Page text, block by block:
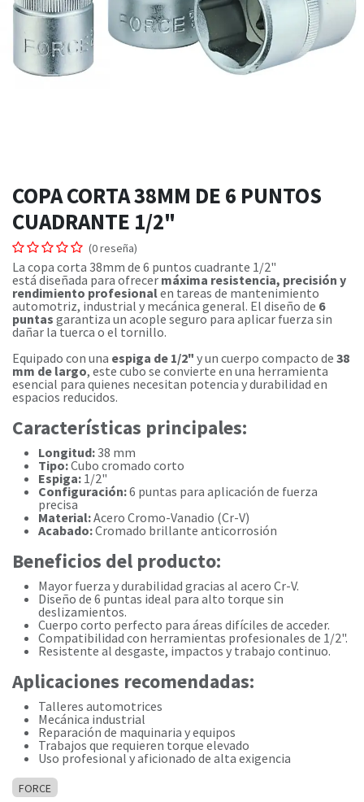
COPA CORTA 38MM DE 6 PUNTOS
CUADRANTE 1/2"
(0 reseña)
La copa corta 38mm de 6 puntos cuadrante 1/2"
está diseñada para ofrecer máxima resistencia, precisión y
rendimiento profesionalen tareas de mantenimiento
automotriz, industrial y mecánica general. El diseño de 6
puntas garantiza un acople seguro para aplicar fuerza sin
dañar la tuerca o el tornillo.
Equipado con una espiga de 1/2" y un cuerpo compacto de 38
mm de largo, este cubo se convierte en una herramienta
esencial para quienes necesitan potencia y durabilidad en
espacios reducidos.
Características principales:
Longitud:38 mm
Tipo:Cubo cromado corto
Espiga: 1/2"
Configuración:6 puntas para aplicación de fuerza
precisa
Material:Acero Cromo-Vanadio (Cr-V)
Acabado:Cromado brillante anticorrosión
Beneficios del producto:
Mayor fuerza y durabilidad gracias al acero Cr-V.
Diseño de 6 puntas ideal para alto torque sin
deslizamientos.
Cuerpo corto perfecto para áreas difíciles de acceder.
Compatibilidad con herramientas profesionales de 1/2".
Resistente al desgaste, impactos y trabajo continuo.
Aplicaciones recomendadas:
Talleres automotrices
Mecánica industrial
Reparación de maquinaria y equipos
Trabajos que requieren torque elevado
Uso profesional y aficionado de alta exigencia
FORCE